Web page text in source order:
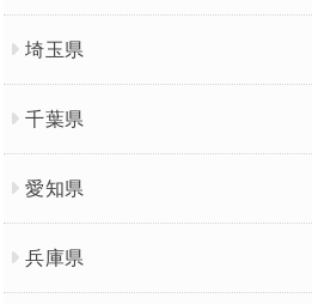
埼玉県
千葉県
愛知県
兵庫県